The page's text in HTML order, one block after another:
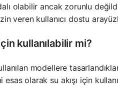
olabilir ancak zorunlu
veren kullanıcı dostu
kullanılabilir mi?
modellere
olarak su akışı için